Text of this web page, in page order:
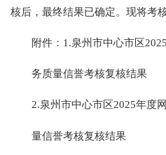
核后，最终结果已确定。现将考
附件：1.泉州市中心市区2025
务质量信誉考核复核结果
2.泉州市中心市区2025年度
量信誉考核复核结果